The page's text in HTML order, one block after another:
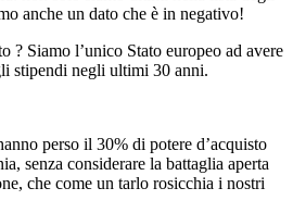
anche un dato che è in negativo!
? Siamo l’unico Stato europeo ad avere
stipendi negli ultimi 30 anni.
perso il 30% di potere d’acquisto
senza considerare la battaglia aperta
che come un tarlo rosicchia i nostri